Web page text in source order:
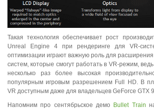
Такая технология обеспечивает рост
Unreal Engine 4 при рендеринге для VR-
оптимизации играют важную роль для
систем, которые смогут работать в VR-режим,
несколько раз более высокая
популярным игровым разрешением Full HD. В
VR доступным даже для владельцев GeForce GTX
Напомним про сентябрьское демо Bullet Train